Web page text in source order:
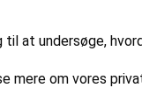
at undersøge,
mere om vores